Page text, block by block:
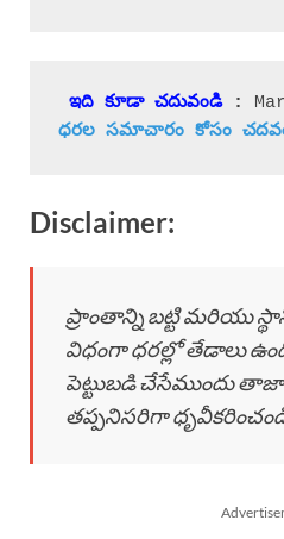
ఇది కూడా చదువండి :
ధరల సమాచారం కోసం
Disclaimer:
ప్రాంతాన్ని బట్టి మరియు
విధంగా ధరల్లో తేడాలు
పెట్టుబడి చేసేముందు తాజా
తప్పనిసరిగా